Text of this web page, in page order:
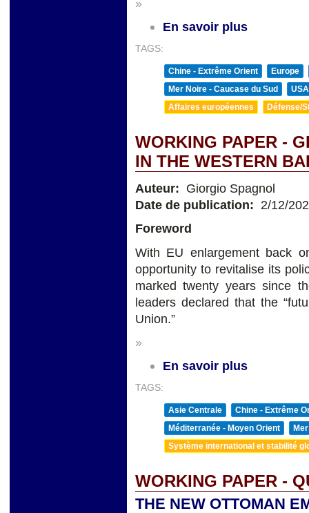
En savoir plus
TAGS:
Chine - Extrême Orient
Europe
Mer Noire - Caucase du Sud
USA
Affaires européennes
Défense/
WORKING PAPER -
IN THE WESTERN
Auteur: Giorgio Spagnol
Date de publication: 2/12/
Foreword
With EU enlargement back
opportunity to revitalise its
marked twenty years since
leaders declared that the
Union.”
»
En savoir plus
TAGS:
Asie Centrale
Chine - Extrême
Méditerranée - Moyen Orient
Système international et stabilité
WORKING PAPER -
THE NEW OTTOMAN